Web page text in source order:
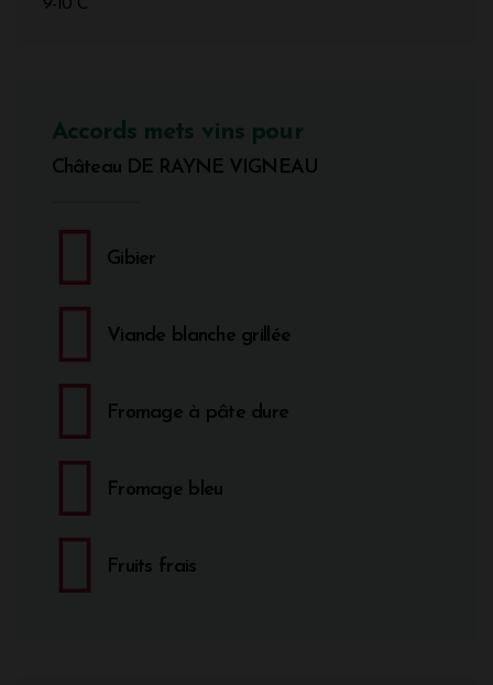
9-10°C
Accords mets vins pour
Château DE RAYNE VIGNEAU
Gibier
Viande blanche grillée
Fromage à pâte dure
Fromage bleu
Fruits frais